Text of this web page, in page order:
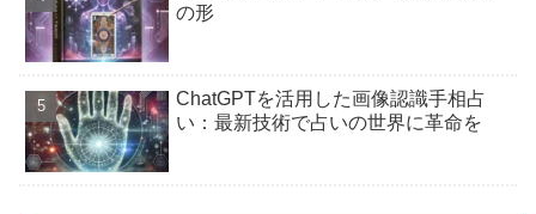
の形
ChatGPTを活用した画像認識手相占
い：最新技術で占いの世界に革命を